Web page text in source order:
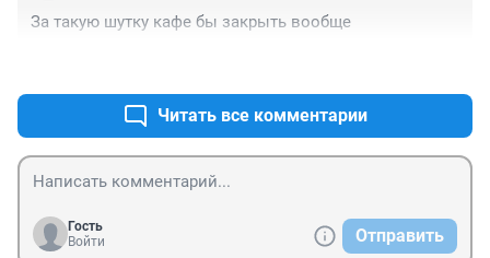
За такую шутку кафе бы закрыть вообще
Читать все комментарии
Гость
Войти
Отправить